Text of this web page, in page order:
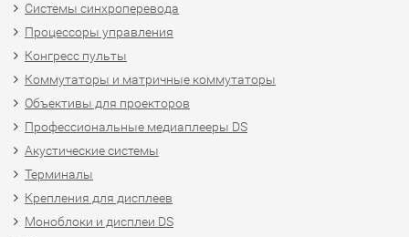
Системы синхроперевода
Процессоры управления
Конгресс пульты
Коммутаторы и матричные коммутаторы
Объективы для проекторов
Профессиональные медиаплееры DS
Акустические системы
Терминалы
Крепления для дисплеев
Моноблоки и дисплеи DS